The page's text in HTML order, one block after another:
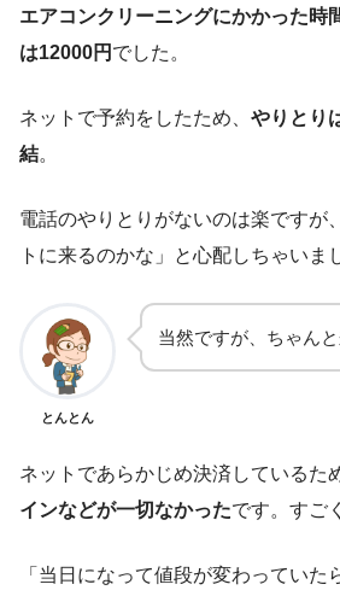
エアコンクリーニングにかかった時
は12000円 でした。
ネットで予約をしたため、 やりとり
結。
電話のやりとりがないのは楽ですが
トに来るのかな」と心配しちゃいま
とんとん
当然ですが、ちゃん
ネットであらかじめ決済しているた
インなどが一切なかったです。すご
「当日になって値段が変わっていた